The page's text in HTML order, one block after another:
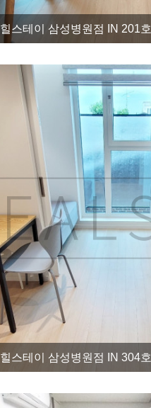
힐스테이 삼성병원점 IN 201호
힐스테이 삼성병원점 IN 304호